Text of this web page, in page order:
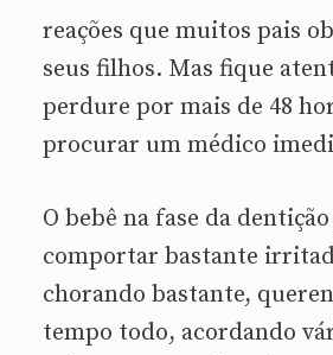
reações que muitos pais
seus filhos. Mas fique
perdure por mais de 48
procurar um médico
O bebê na fase da
comportar bastante
chorando bastante,
tempo todo, acordando